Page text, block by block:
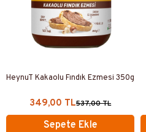
HeynuT Kakaolu Fındık Ezmesi 350g
349,00 TL537,00 TL
Sepete Ekle